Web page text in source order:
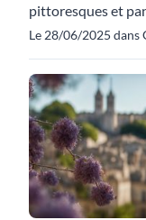
pittoresques et
Le 28/06/2025 dans